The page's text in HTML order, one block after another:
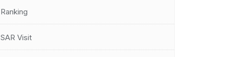
Ranking
SAR Visit